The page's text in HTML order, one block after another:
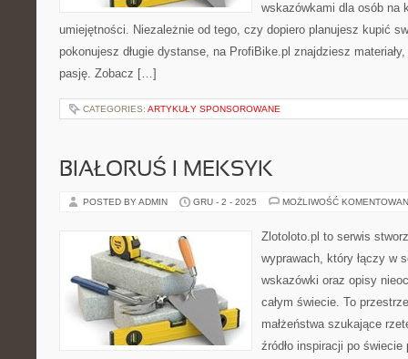
wskazówkami dla osób na
umiejętności. Niezależnie od tego, czy dopiero planujesz kupić
pokonujesz długie dystanse, na ProfiBike.pl znajdziesz
pasję. Zobacz […]
CATEGORIES: ARTYKUŁY SPONSOROWANE
BIAŁORUŚ I MEKSYK
POSTED BY ADMIN GRU - 2 - 2025 MOŻLIWOŚĆ
Zlotoloto.pl to serwis
wyprawach, który łączy w
wskazówki oraz opisy
całym świecie. To
małżeństwa szukające
źródło inspiracji po